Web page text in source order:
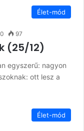
Élet-mód
0 97
(25/12)
egyszerű: nagyon
ott lesz a
Élet-mód